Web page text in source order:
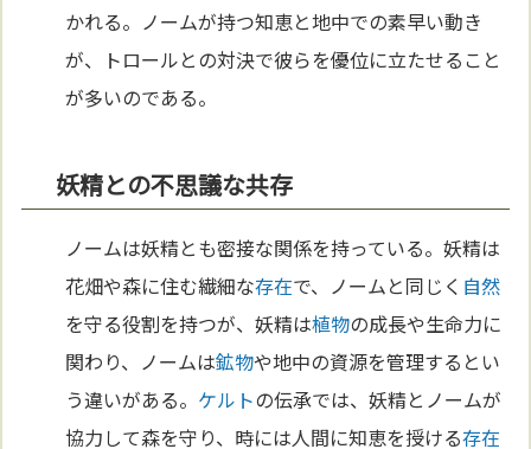
かれる。ノームが持つ知恵と地中での素早い動き
が、トロールとの対決で彼らを優位に立たせること
が多いのである。
妖精との不思議な共存
ノームは妖精とも密接な関係を持っている。妖精は
花畑や森に住む繊細な存在で、ノームと同じく 自然
を守る役割を持つが、妖精は植物の成長や生命力に
関わり、ノームは鉱物や地中の資源を管理するとい
う違いがある。 ケルトの伝承では、妖精とノームが
協力して森を守り、時には人間に知恵を授ける存在